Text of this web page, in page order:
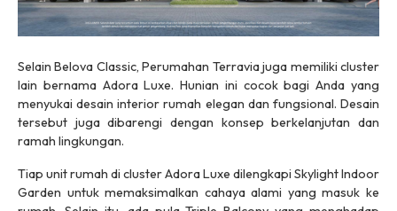
Selain Belova Classic, Perumahan Terravia juga memiliki cluster
lain bernama Adora Luxe. Hunian ini cocok bagi Anda yang
menyukai desain interior rumah elegan dan fungsional. Desain
tersebut juga dibarengi dengan konsep berkelanjutan dan
ramah lingkungan.
Tiap unit rumah di clusterAdora Luxe dilengkapi Skylight Indoor
Garden untuk memaksimalkan cahaya alami yang masuk ke